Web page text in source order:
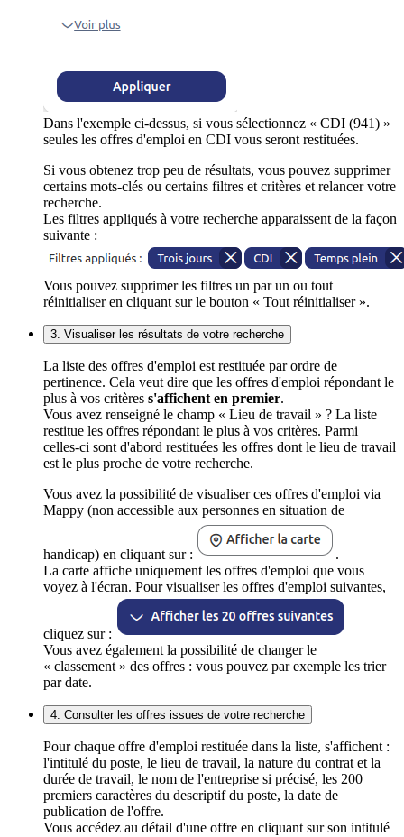
Dans l'exemple ci-dessus, si vous sélectionnez « CDI (941) »
seules les offres d'emploi en CDI vous seront restituées.
Si vous obtenez trop peu de résultats, vous pouvez supprimer
certains mots-clés ou certains filtres et critères et relancer votre
recherche.
Les filtres appliqués à votre recherche apparaissent de la façon
suivante :
Vous pouvez supprimer les filtres un par un ou tout
réinitialiser en cliquant sur le bouton « Tout réinitialiser ».
3. Visualiser les résultats de votre recherche
La liste des offres d'emploi est restituée par ordre de
pertinence. Cela veut dire que les offres d'emploi répondant le
plus à vos critères s'affichent en premier.
Vous avez renseigné le champ « Lieu de travail » ? La liste
restitue les offres répondant le plus à vos critères. Parmi
celles-ci sont d'abord restituées les offres dont le lieu de travail
est le plus proche de votre recherche.
Vous avez la possibilité de visualiser ces offres d'emploi via
Mappy (non accessible aux personnes en situation de
handicap) en cliquant sur :
.
La carte affiche uniquement les offres d'emploi que vous
voyez à l'écran. Pour visualiser les offres d'emploi suivantes,
cliquez sur :
Vous avez également la possibilité de changer le
« classement » des offres : vous pouvez par exemple les trier
par date.
4. Consulter les offres issues de votre recherche
Pour chaque offre d'emploi restituée dans la liste, s'affichent :
l'intitulé du poste, le lieu de travail, la nature du contrat et la
durée de travail, le nom de l'entreprise si précisé, les 200
premiers caractères du descriptif du poste, la date de
publication de l'offre.
Vous accédez au détail d'une offre en cliquant sur son intitulé